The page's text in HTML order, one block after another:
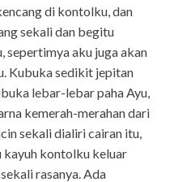
di kontolku, dan
sekali dan begitu
sepertimya aku juga akan
Kubuka sedikit jepitan
lebar-lebar paha Ayu,
kemerah-merahan dari
sekali dialiri cairan itu,
kayuh kontolku keluar
rasanya. Ada